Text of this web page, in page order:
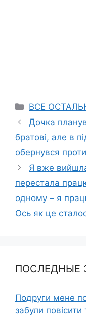
Categories
ВСЕ
Дочка
братові, але в
обернувся
Я вже
перестала
одному – я
Ось як це
ПОСЛЕДНЫЕ
Подруги мене
забули